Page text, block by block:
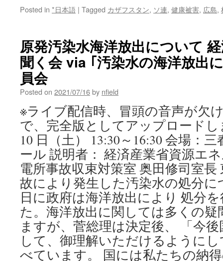
Posted in *日本語 | Tagged カザフスタン, ソ連, 健康被害, 広島,
原発汚染水海洋放出について
聞く会 via ｢汚染水の海洋放出
員会
Posted on 2021/07/16by nfield
※ライブ配信時、冒頭の音声が欠
で、完全版としてアップロードし
10 日（土） 13:30～16:30 会場：
ール 説明者： 経済産業省資源エ
電所事故収束対策室 奥田修司室
故により発生した汚染水の処分に
日に政府は海洋放出により 処分
た。海洋放出に関しては多くの
ますが、菅総理は決定後、 「今
して、御理解いただけるように
べています。 国には私たちの納